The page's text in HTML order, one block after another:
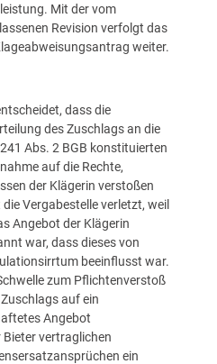
Mit der vom
Revision verfolgt das
weiter.
dass die
des Zuschlags an die
Abs. 2 BGB konstituierten
auf die Rechte,
der Klägerin verstoßen
Vergabestelle verletzt, weil
Angebot der Klägerin
war, dass dieses von
beeinflusst war.
zum Pflichtenverstoß
auf ein
Angebot
vertraglichen
ein